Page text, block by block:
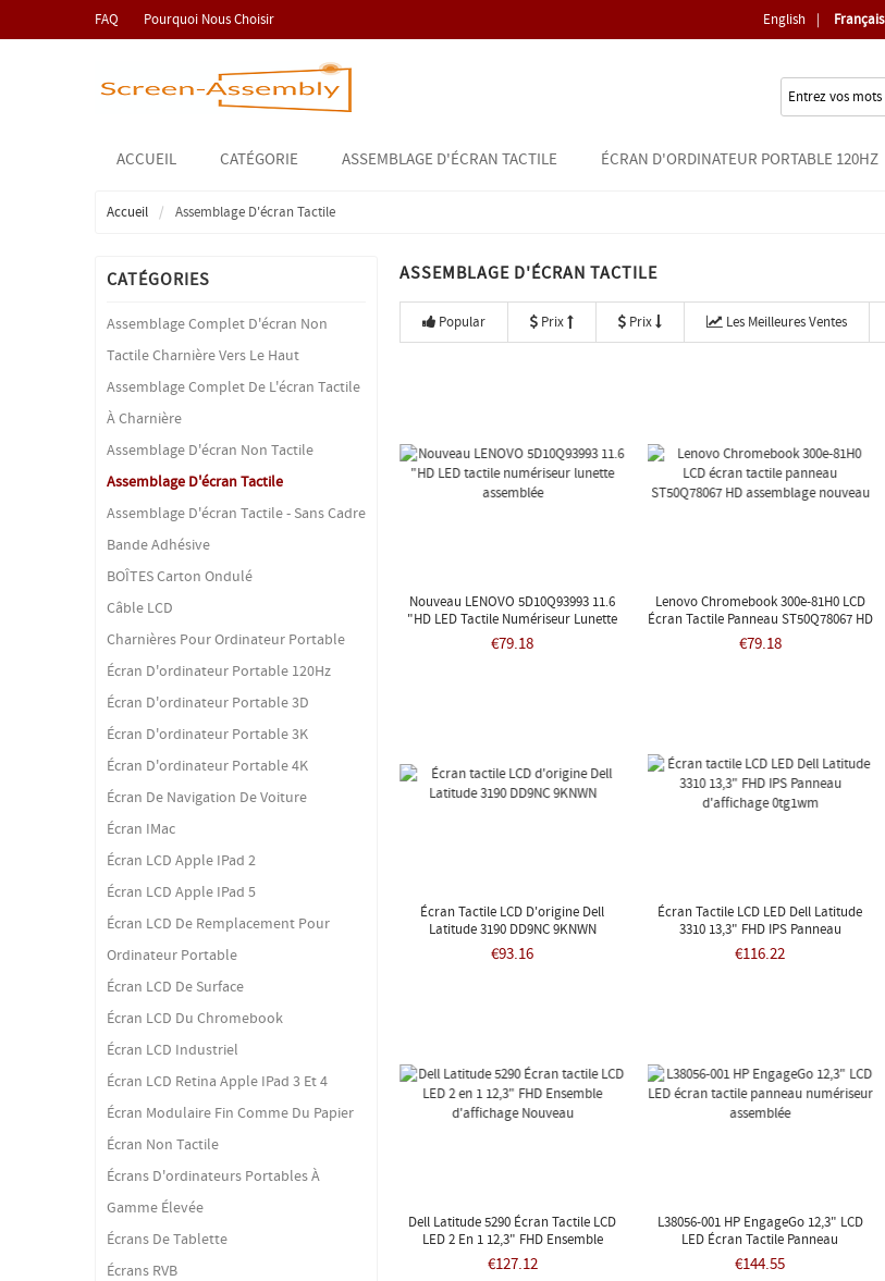
FAQ Pourquoi Nous Choisir English | Français
ACCUEIL CATÉGORIE ASSEMBLAGE D'ÉCRAN TACTILE ÉCRAN D'ORDINATEUR PORTABLE 120HZ
Accueil Assemblage D'écran Tactile
CATÉGORIES
Assemblage Complet D'écran Non
Tactile Charnière Vers Le Haut
Assemblage Complet De L'écran Tactile
À Charnière
Assemblage D'écran Non Tactile
Assemblage D'écran Tactile
Assemblage D'écran Tactile - Sans Cadre
Bande Adhésive
BOÎTES Carton Ondulé
Câble LCD
Charnières Pour Ordinateur Portable
Écran D'ordinateur Portable 120Hz
Écran D'ordinateur Portable 3D
Écran D'ordinateur Portable 3K
Écran D'ordinateur Portable 4K
Écran De Navigation De Voiture
Écran IMac
Écran LCD Apple IPad 2
Écran LCD Apple IPad 5
Écran LCD De Remplacement Pour
Ordinateur Portable
Écran LCD De Surface
Écran LCD Du Chromebook
Écran LCD Industriel
Écran LCD Retina Apple IPad 3 Et 4
Écran Modulaire Fin Comme Du Papier
Écran Non Tactile
Écrans D'ordinateurs Portables À
Gamme Élevée
Écrans De Tablette
Écrans RVB
ASSEMBLAGE D'ÉCRAN TACTILE
Popular Prix Prix Les Meilleures Ventes
Nouveau LENOVO 5D10Q93993 11.6
"HD LED Tactile Numériseur Lunette
Assemblée
€79.18
Lenovo Chromebook 300e-81H0 LCD
Écran Tactile Panneau ST50Q78067 HD
Assemblage Nouveau
€79.18
Écran Tactile LCD D'origine Dell
Latitude 3190 DD9NC 9KNWN
€93.16
Écran Tactile LCD LED Dell Latitude
3310 13,3" FHD IPS Panneau
D'affichage 0tg1wm
€116.22
Dell Latitude 5290 Écran Tactile LCD
LED 2 En 1 12,3" FHD Ensemble
D'affichage Nouveau
€127.12
L38056-001 HP EngageGo 12,3" LCD
LED Écran Tactile Panneau
Numériseur Assemblée
€144.55